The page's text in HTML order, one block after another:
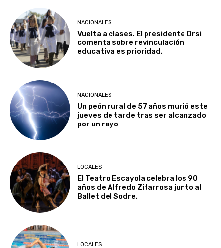
NACIONALES
Vuelta a clases. El presidente Orsi
comenta sobre revinculación
educativa es prioridad.
NACIONALES
Un peón rural de 57 años murió este
jueves de tarde tras ser alcanzado
por un rayo
LOCALES
El Teatro Escayola celebra los 90
años de Alfredo Zitarrosa junto al
Ballet del Sodre.
LOCALES